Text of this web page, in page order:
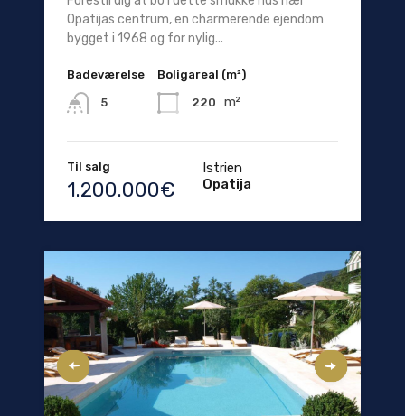
Opatijas centrum, en charmerende ejendom
bygget i 1968 og for nylig...
Badeværelse
5
Boligareal (m²)
220 m²
Til salg
1.200.000€
Istrien
Opatija